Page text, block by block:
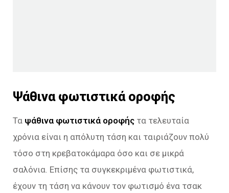
Ψάθινα φωτιστικά οροφής
Τα ψάθινα φωτιστικά οροφής τα τελευταία
χρόνια είναι η απόλυτη τάση και ταιριάζουν πολύ
τόσο στη κρεβατοκάμαρα όσο και σε μικρά
σαλόνια. Επίσης τα συγκεκριμένα φωτιστικά,
έχουν τη τάση να κάνουν τον φωτισμό ένα τσακ